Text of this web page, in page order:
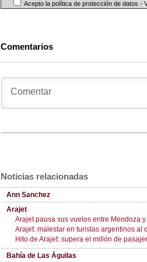
Acepto la política de protección de datos -
Comentarios
Noticias relacionadas
Ann Sanchez
Arajet
Arajet pausa sus vuelos entre Mendoza
Arajet: malestar en turistas argentinos al
Hito de Arajet: supera el millón de
Bahía de Las Águilas